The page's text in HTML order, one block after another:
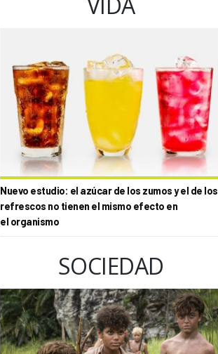
Nuevo estudio: el azúcar de los zumos y el de los
refrescos no tienen el mismo efecto en
el organismo
SOCIEDAD